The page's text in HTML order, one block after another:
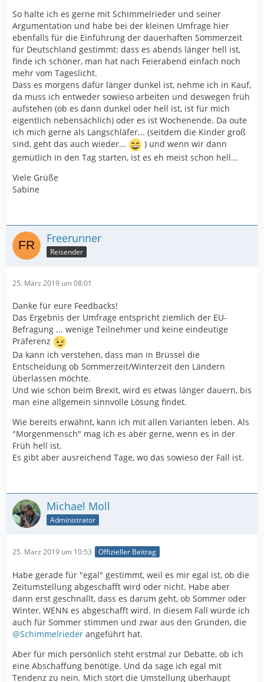
So halte ich es gerne mit Schimmelrieder und seiner
Argumentation und habe bei der kleinen Umfrage hier
ebenfalls für die Einführung der dauerhaften Sommerzeit
für Deutschland gestimmt: dass es abends länger hell ist,
finde ich schöner, man hat nach Feierabend einfach noch
mehr vom Tageslicht.
Dass es morgens dafür länger dunkel ist, nehme ich in Kauf,
da muss ich entweder sowieso arbeiten und deswegen früh
aufstehen (ob es dann dunkel oder hell ist, ist für mich
eigentlich nebensächlich) oder es ist Wochenende. Da oute
ich mich gerne als Langschläfer... (seitdem die Kinder groß
sind, geht das auch wieder...
) und wenn wir dann
gemütlich in den Tag starten, ist es eh meist schon hell...
Viele Grüße
Sabine
Freerunner
Reisender
25. März 2019 um 08:01
Danke für eure Feedbacks!
Das Ergebnis der Umfrage entspricht ziemlich der EU-
Befragung ... wenige Teilnehmer und keine eindeutige
Präferenz
Da kann ich verstehen, dass man in Brüssel die
Entscheidung ob Sommerzeit/Winterzeit den Ländern
überlassen möchte.
Und wie schon beim Brexit, wird es etwas länger dauern, bis
man eine allgemein sinnvolle Lösung findet.
Wie bereits erwähnt, kann ich mit allen Varianten leben. Als
"Morgenmensch" mag ich es aber gerne, wenn es in der
Früh hell ist.
Es gibt aber ausreichend Tage, wo das sowieso der Fall ist.
Michael Moll
Administrator
25. März 2019 um 10:53 Offizieller Beitrag
Habe gerade für "egal" gestimmt, weil es mir egal ist, ob die
Zeitumstellung abgeschafft wird oder nicht. Habe aber
dann erst geschnallt, dass es darum geht, ob Sommer oder
Winter, WENN es abgeschafft wird. In diesem Fall würde ich
auch für Sommer stimmen und zwar aus den Gründen, die
@Schimmelrieder angeführt hat.
Aber für mich persönlich steht erstmal zur Debatte, ob ich
eine Abschaffung benötige. Und da sage ich egal mit
Tendenz zu nein. Mich stört die Umstellung überhaupt